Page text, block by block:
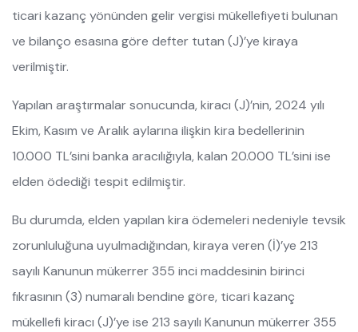
ticari kazanç yönünden gelir vergisi mükellefiyeti bulunan
ve bilanço esasına göre defter tutan (J)’ye kiraya
verilmiştir.
Yapılan araştırmalar sonucunda, kiracı (J)’nin, 2024 yılı
Ekim, Kasım ve Aralık aylarına ilişkin kira bedellerinin
10.000 TL’sini banka aracılığıyla, kalan 20.000 TL’sini ise
elden ödediği tespit edilmiştir.
Bu durumda, elden yapılan kira ödemeleri nedeniyle tevsik
zorunluluğuna uyulmadığından, kiraya veren (İ)’ye 213
sayılı Kanunun mükerrer 355 inci maddesinin birinci
fıkrasının (3) numaralı bendine göre, ticari kazanç
mükellefi kiracı (J)’ye ise 213 sayılı Kanunun mükerrer 355